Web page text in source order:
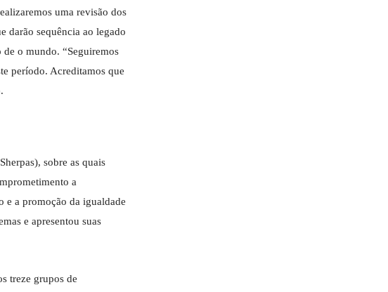
uma revisão dos
darão sequência ao legado
o mundo. “Seguiremos
período. Acreditamos que
sobre as quais
a
e a promoção da igualdade
e apresentou suas
treze grupos de